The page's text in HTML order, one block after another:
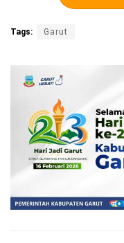
Tags: Garut